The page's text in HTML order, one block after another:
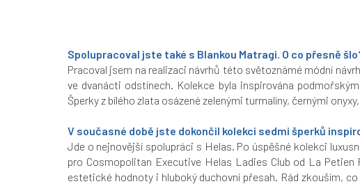
Spolupracoval jste také s Blankou Matragi. O co přesně
Pracoval jsem na realizaci návrhů této světoznámé módní
ve dvanácti odstínech. Kolekce byla inspirována
Šperky z bílého zlata osázené zelenými turmalíny, černými
V současné době jste dokončil kolekci sedmi šperků
Jde o nejnovější spolupráci s Helas. Po úspěšné kolekci
pro Cosmopolitan Executive Helas Ladies Club od La
estetické hodnoty i hluboký duchovní přesah. Rád zkouším,